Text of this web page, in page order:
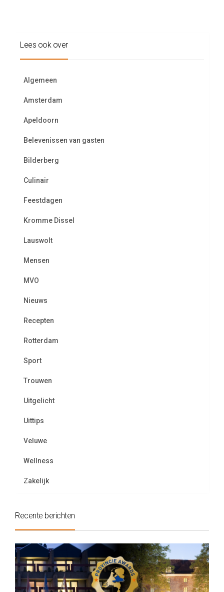
Lees ook over
Algemeen
Amsterdam
Apeldoorn
Belevenissen van gasten
Bilderberg
Culinair
Feestdagen
Kromme Dissel
Lauswolt
Mensen
MVO
Nieuws
Recepten
Rotterdam
Sport
Trouwen
Uitgelicht
Uittips
Veluwe
Wellness
Zakelijk
Recente berichten